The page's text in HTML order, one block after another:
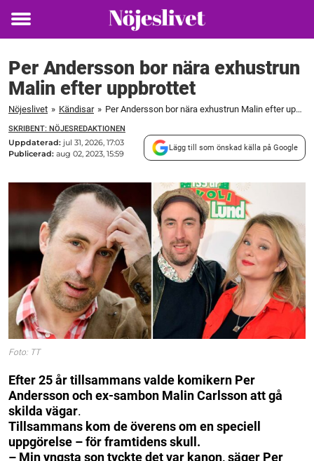
Toggle
Per Andersson bor nära exhustrun
Malin efter uppbrottet
Nöjeslivet » Kändisar » Per Andersson bor nära exhustrun Malin efter uppbrottet
SKRIBENT: NÖJESREDAKTIONEN
Uppdaterad: jul 31, 2026, 17:03
Publicerad: aug 02, 2023, 15:59
Lägg till som önskad källa på Google
Foto: TT
Efter 25 år tillsammans valde komikern Per
Andersson och ex-sambon Malin Carlsson att gå
skilda vägar.
Tillsammans kom de överens om en speciell
uppgörelse – för framtidens skull.
– Min yngsta son tyckte det var kanon, säger Per